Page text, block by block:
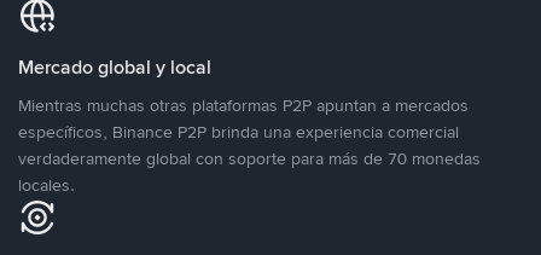
Mercado global y local
Mientras muchas otras plataformas P2P apuntan a mercados
específicos, Binance P2P brinda una experiencia comercial
verdaderamente global con soporte para más de 70 monedas
locales.